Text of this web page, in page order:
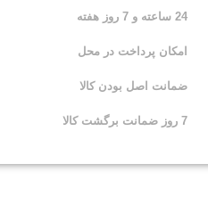
24 ساعته و 7 روز هفته
امکان پرداخت در محل
ضمانت اصل بودن کالا
7 روز ضمانت برگشت کالا